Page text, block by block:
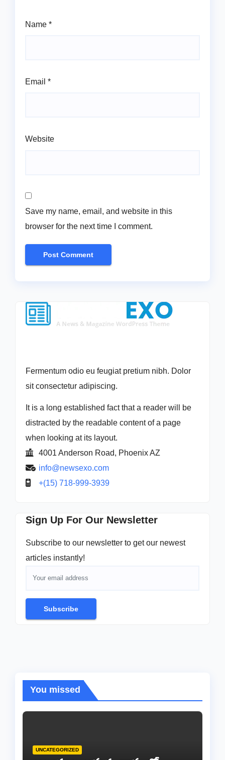
Name *
Email *
Website
Save my name, email, and website in this
browser for the next time I comment.
Fermentum odio eu feugiat pretium nibh. Dolor
sit consectetur adipiscing.
It is a long established fact that a reader will be
distracted by the readable content of a page
when looking at its layout.
4001 Anderson Road, Phoenix AZ
info@newsexo.com
+(15) 718-999-3939
Sign Up For Our Newsletter
Subscribe to our newsletter to get our newest
articles instantly!
Subscribe
You missed
UNCATEGORIZED